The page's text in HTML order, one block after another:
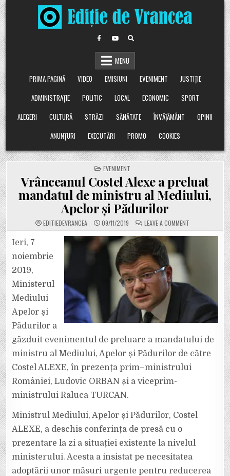
Skip
to
content
MENU
PRIMA PAGINĂ
VIDEO EMISIUNI EVENIMENT
JUSTIȚIE
ADMINISTRAȚIE
POLITIC LOCAL ECONOMIC
SPORT
ALEGERI
CULTURĂ STRĂZI SĂNĂTATE ÎNVĂȚĂMÂNT
OPINII
ANUNȚURI
EXECUTĂRI PROMO COOKIES
POSTED
IN
EVENIMENT
Vrânceanul Costel Alexe a preluat
mandatul de ministru al Mediului,
Apelor și Pădurilor
EDITIEDEVRANCEA 09/11/2019 LEAVE A COMMENT
VRÂNCEANUL
COSTEL
MEDIULUI,
APELOR
PĂDURILOR
Ieri, 7
noiembrie
2019,
Ministerul
Mediului
Apelor și
Pădurilor a
găzduit evenimentul de preluare a mandatului de
ministru al Mediului, Apelor și Pădurilor de către
Costel ALEXE, în prezența prim–ministrului
României, Ludovic ORBAN și a viceprim-
ministrului Raluca TURCAN.
Ministrul Mediului, Apelor și Pădurilor, Costel
ALEXE, a deschis conferința de presă cu o
prezentare la zi a situației existente la nivelul
ministerului. Acesta a insistat pe necesitatea
adoptării unor măsuri urgente pentru reducerea